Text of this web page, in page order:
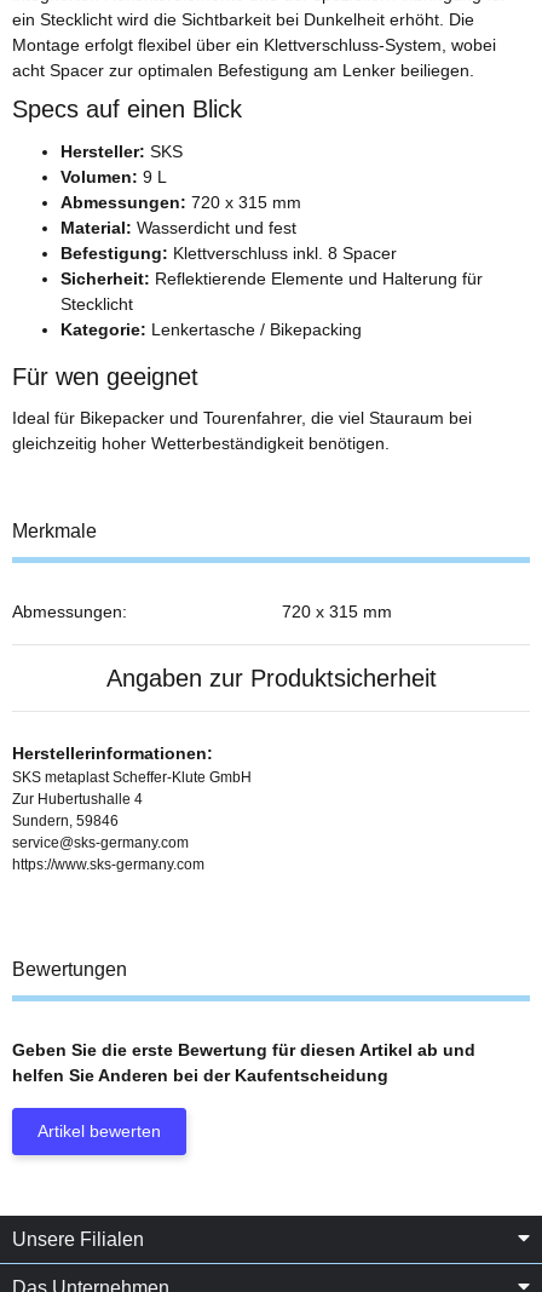
ein Stecklicht wird die Sichtbarkeit bei Dunkelheit erhöht. Die
Montage erfolgt flexibel über ein Klettverschluss-System, wobei
acht Spacer zur optimalen Befestigung am Lenker beiliegen.
Specs auf einen Blick
Hersteller: SKS
Volumen: 9 L
Abmessungen: 720 x 315 mm
Material: Wasserdicht und fest
Befestigung: Klettverschluss inkl. 8 Spacer
Sicherheit: Reflektierende Elemente und Halterung für
Stecklicht
Kategorie: Lenkertasche / Bikepacking
Für wen geeignet
Ideal für Bikepacker und Tourenfahrer, die viel Stauraum bei
gleichzeitig hoher Wetterbeständigkeit benötigen.
Merkmale
Abmessungen: 720 x 315 mm
Angaben zur Produktsicherheit
Herstellerinformationen:
SKS metaplast Scheffer-Klute GmbH
Zur Hubertushalle 4
Sundern, 59846
service@sks-germany.com
https://www.sks-germany.com
Bewertungen
Geben Sie die erste Bewertung für diesen Artikel ab und
helfen Sie Anderen bei der Kaufentscheidung
Artikel bewerten
Unsere Filialen
Das Unternehmen